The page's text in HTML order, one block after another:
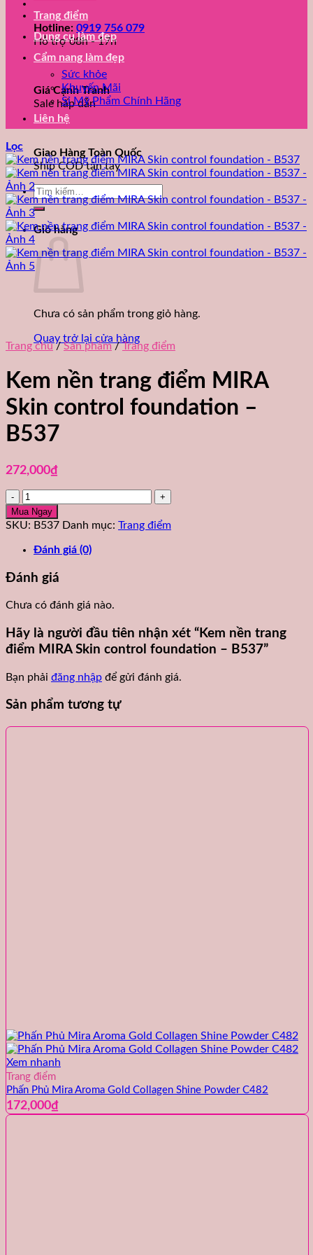
Hotline: 0919 756 079
Hỗ trợ 08h - 17h
Giá Cạnh Tranh
Sale hấp dẫn
Giao Hàng Toàn Quốc
Ship COD tận tay
Tìm
kiếm:
Giỏ hàng
Chưa có sản phẩm trong giỏ hàng.
Quay trở lại cửa hàng
Trang điểm
Dụng cụ làm đẹp
Cẩm nang làm đẹp
Sức khỏe
Khuyến Mãi
Sỉ Mỹ Phẩm Chính Hãng
Liên hệ
Lọc
Trang chủ / Sản phẩm / Trang điểm
Kem nền trang điểm MIRA
Skin control foundation –
B537
272,000₫
Kem
nền
trang
MIRA
control
-
số
lượng
Mua Ngay
SKU: B537 Danh mục: Trang điểm
Đánh giá (0)
Đánh giá
Chưa có đánh giá nào.
Hãy là người đầu tiên nhận xét “Kem nền trang
điểm MIRA Skin control foundation – B537”
Bạn phải đăng nhập để gửi đánh giá.
Sản phẩm tương tự
Xem nhanh
Trang điểm
Phấn Phủ Mira Aroma Gold Collagen Shine Powder C482
172,000₫